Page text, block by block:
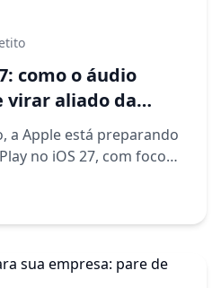
como o áudio
aliado da
a Apple está preparando
no iOS 27, com foco
pode parecer, à